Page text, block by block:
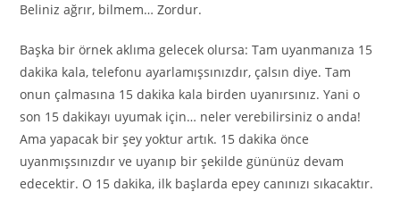
Beliniz ağrır, bilmem… Zordur.
Başka bir örnek aklıma gelecek olursa: Tam uyanmanıza 15
dakika kala, telefonu ayarlamışsınızdır, çalsın diye. Tam
onun çalmasına 15 dakika kala birden uyanırsınız. Yani o
son 15 dakikayı uyumak için… neler verebilirsiniz o anda!
Ama yapacak bir şey yoktur artık. 15 dakika önce
uyanmışsınızdır ve uyanıp bir şekilde gününüz devam
edecektir. O 15 dakika, ilk başlarda epey canınızı sıkacaktır.